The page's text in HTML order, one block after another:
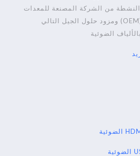
النشطة من الشركة المصنعة للمعدات
الأصلية (OEM) ومزود حلول الجيل التالي
الضوئية